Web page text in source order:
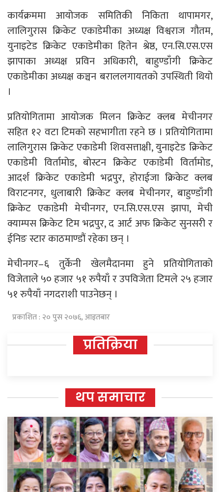
कार्यक्रममा आयोजक समितिकी निकिता थापामगर,
लालिगुरास क्रिकेट एकाडेमीका अध्यक्ष विश्वराज गौतम,
युनाइटेड क्रिकेट एकाडेमीका हितेन श्रेष्ठ, एन.सि.एस.एस
झापाका अध्यक्ष प्रविन अधिकारी, बाहुण्डाँगी क्रिकेट
एकाडेमीका अध्यक्ष कञ्चन बराललगायतको उपस्थिती थियो
।
प्रतियोगितामा आयोजक मिलन क्रिकेट क्लब मेचीनगर
सहित १२ वटा टिमको सहभागीता रहने छ । प्रतियोगितामा
लालिगुरास क्रिकेट एकाडेमी शिवसत्ताक्षी, युनाइटेड क्रिकेट
एकाडेमी विर्तामोड, बोस्टन क्रिकेट एकाडेमी विर्तामोड,
आदर्श क्रिकेट एकाडेमी भद्रपुर, होराईजा क्रिकेट क्लब
विराटनगर, धुलाबारी क्रिकेट क्लब मेचीनगर, बाहुण्डाँगी
क्रिकेट एकाडेमी मेचीनगर, एन.सि.एस.एस झापा, मेची
क्याम्पस क्रिकेट टिम भद्रपुर, द आर्ट अफ क्रिकेट सुनसरी र
ईनिङ स्टार काठमाण्डौं रहेका छन् ।
मेचीनगर–६ तुर्केनी खेलमैदानमा हुने प्रतियोगिताको
विजेताले ५० हजार ५१ रुपैयाँ र उपविजेता टिमले २५ हजार
५१ रुपैयाँ नगदराशी पाउनेछन् ।
प्रकाशित : २० पुस २०७६, आइतबार
प्रतिक्रिया
थप समाचार